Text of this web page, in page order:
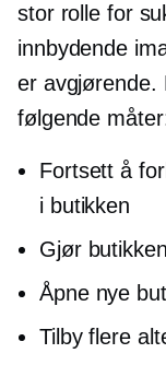
stor rolle for
innbydende
er avgjørende.
følgende
Fortsett å
i butikken
Gjør
Åpne nye
Tilby flere